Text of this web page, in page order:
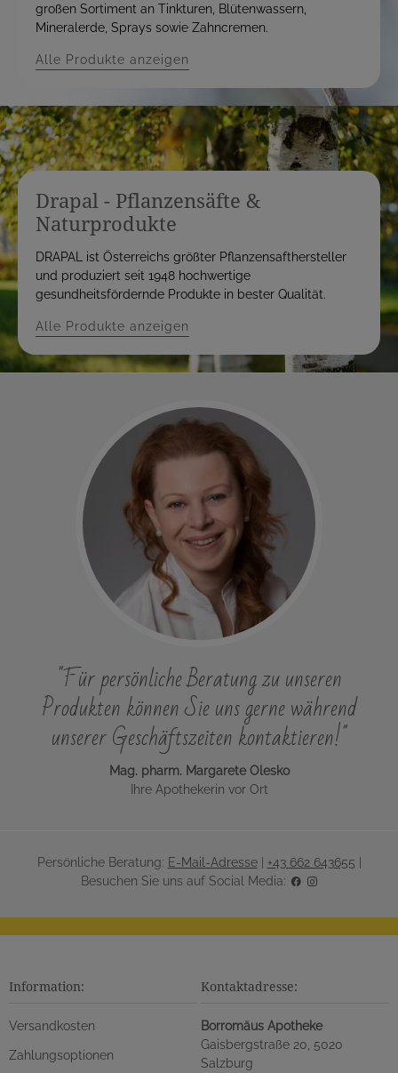
großen Sortiment an Tinkturen, Blütenwassern,
Mineralerde, Sprays sowie Zahncremen.
Alle Produkte anzeigen
Drapal - Pflanzensäfte &
Naturprodukte
DRAPAL ist Österreichs größter Pflanzensafthersteller
und produziert seit 1948 hochwertige
gesundheitsfördernde Produkte in bester Qualität.
Alle Produkte anzeigen
"Für persönliche Beratung zu unseren
Produkten können Sie uns gerne während
unserer Geschäftszeiten kontaktieren!"
Mag. pharm. Margarete Olesko
Ihre Apothekerin vor Ort
Persönliche Beratung: E-Mail-Adresse| +43 662 643655 |
Besuchen Sie uns auf Social Media:
Information:
Versandkosten
Zahlungsoptionen
Kontaktadresse:
Borromäus Apotheke
Gaisbergstraße 20, 5020
Salzburg